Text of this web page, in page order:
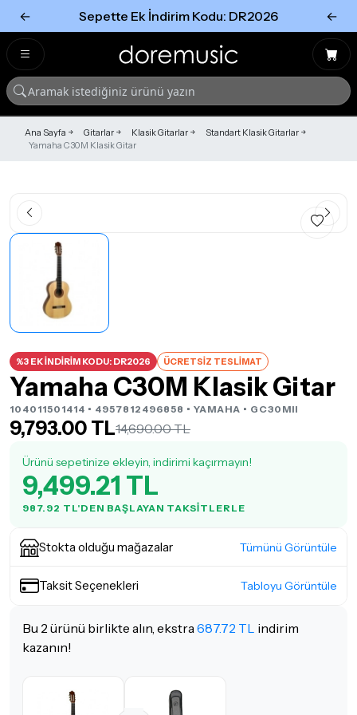
← Sepette Ek İndirim Kodu: DR2026 ←
Ana Sayfa Gitarlar Klasik Gitarlar
Standart Klasik Gitarlar
Yamaha C30M Klasik Gitar
%3 EK İNDİRİM KODU: DR2026 ÜCRETSİZ TESLİMAT
Yamaha C30M Klasik Gitar
104011501414 • 4957812496858 • YAMAHA • GC30MII
9,793.00 TL14,690.00 TL
Ürünü sepetinize ekleyin, indirimi kaçırmayın!
9,499.21 TL
987.92 TL'DEN BAŞLAYAN TAKSITLERLE
Stokta olduğu mağazalar Tümünü Görüntüle
Taksit Seçenekleri Tabloyu Görüntüle
Bu 2 ürünü birlikte alın, ekstra687.72 TL indirim
kazanın!
Tümünü Gör
Tümünü gör